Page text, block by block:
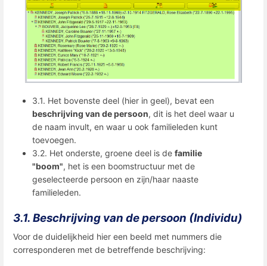
3.1. Het bovenste deel (hier in geel), bevat een
beschrijving van de persoon, dit is het deel waar u
de naam invult, en waar u ook familieleden kunt
toevoegen.
3.2. Het onderste, groene deel is de familie
"boom", het is een boomstructuur met de
geselecteerde persoon en zijn/haar naaste
familieleden.
3.1. Beschrijving van de persoon (Individu)
Voor de duidelijkheid hier een beeld met nummers die
corresponderen met de betreffende beschrijving: